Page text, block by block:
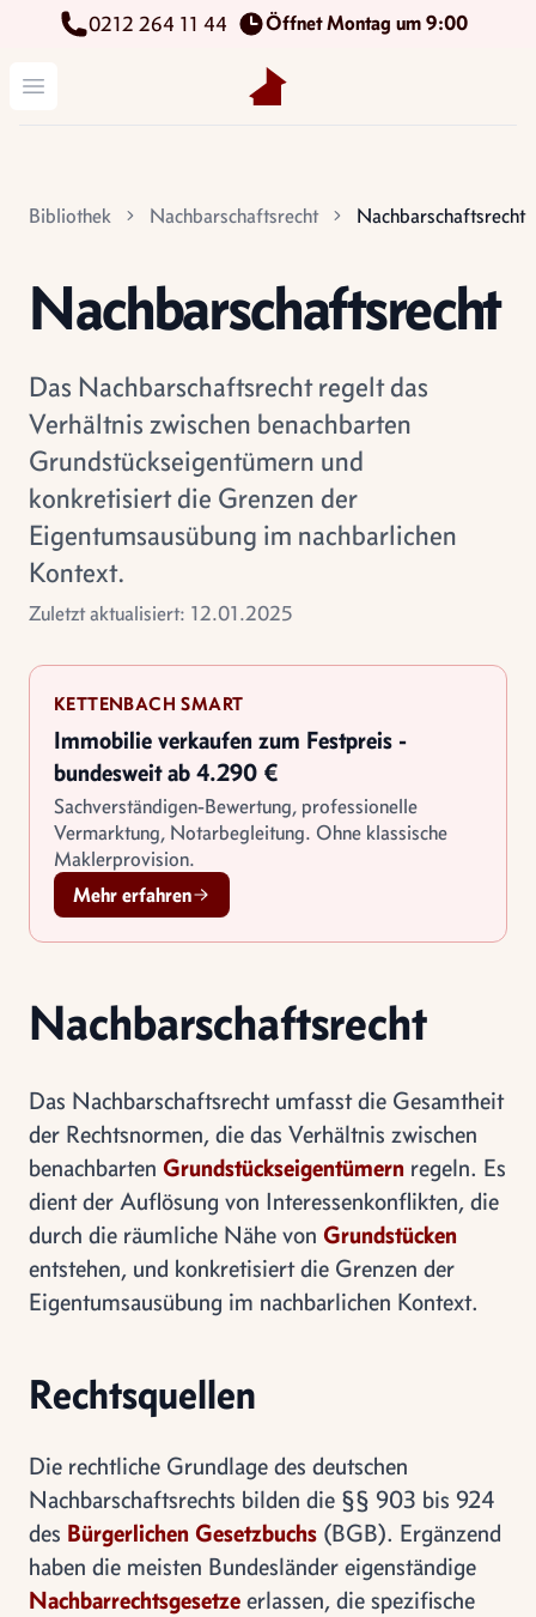
0212 264 11 44 Öffnet Montag um 9:00
Menü öffnen Kettenbach Immobilien GmbH
Bibliothek Nachbarschaftsrecht Nachbarschaftsrecht
Nachbarschaftsrecht
Das Nachbarschaftsrecht regelt das
Verhältnis zwischen benachbarten
Grundstückseigentümern und
konkretisiert die Grenzen der
Eigentumsausübung im nachbarlichen
Kontext.
Zuletzt aktualisiert: 12.01.2025
KETTENBACH SMART
Immobilie verkaufen zum Festpreis -
bundesweit ab 4.290 €
Sachverständigen-Bewertung, professionelle
Vermarktung, Notarbegleitung. Ohne klassische
Maklerprovision.
Mehr erfahren
Nachbarschaftsrecht
Das Nachbarschaftsrecht umfasst die Gesamtheit
der Rechtsnormen, die das Verhältnis zwischen
benachbarten Grundstückseigentümern regeln. Es
dient der Auflösung von Interessenkonflikten, die
durch die räumliche Nähe von Grundstücken
entstehen, und konkretisiert die Grenzen der
Eigentumsausübung im nachbarlichen Kontext.
Rechtsquellen
Die rechtliche Grundlage des deutschen
Nachbarschaftsrechts bilden die §§ 903 bis 924
des Bürgerlichen Gesetzbuchs (BGB). Ergänzend
haben die meisten Bundesländer eigenständige
Nachbarrechtsgesetze erlassen, die spezifische